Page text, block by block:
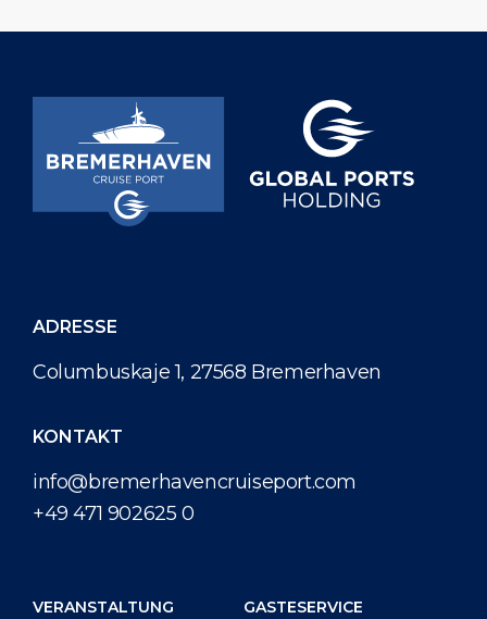
begrüßten Kreuzfahrtpassagieren hat
ADRESSE
Columbuskaje 1, 27568 Bremerhaven
KONTAKT
info@bremerhavencruiseport.com
+49 471 902625 0
VERANSTALTUNG
GASTESERVICE